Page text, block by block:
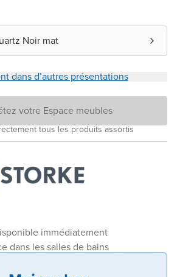
immédiatement
dans les salles de bains
Noir mat
dans d’autres présentations
votre Espace meubles
tous les produits assortis